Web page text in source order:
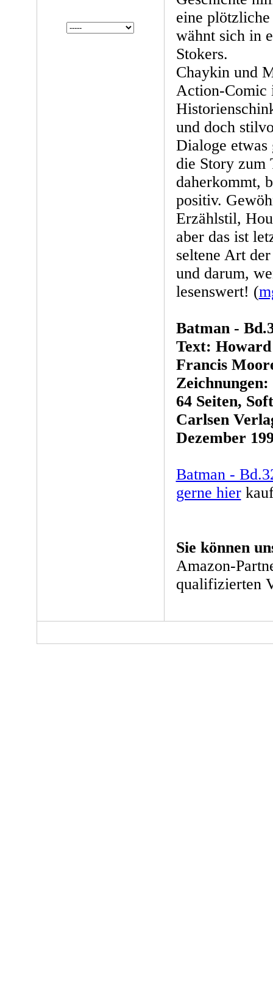
eine
wähnt sich in
Stokers.
Chaykin und
Action-Comic
und doch
Dialoge
die Story zum
daherkommt,
positiv.
Erzählstil,
aber das ist
seltene Art
und darum,
lesenswert! (
Batman -
Text:
Francis
64 Seiten,
Carlsen
Dezember
Batman -
gerne hier
Sie können
Amazon-
qualifizierten